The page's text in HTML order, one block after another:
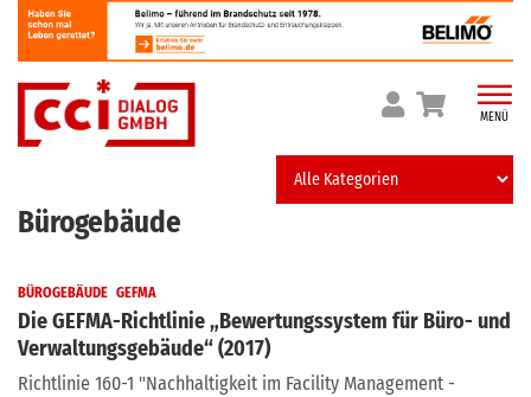
Skip
to
content
MENÜ
Bürogebäude
BÜROGEBÄUDE GEFMA
Die GEFMA-Richtlinie „Bewertungssystem für Büro- und
Verwaltungsgebäude“ (2017)
Richtlinie 160-1 "Nachhaltigkeit im Facility Management -